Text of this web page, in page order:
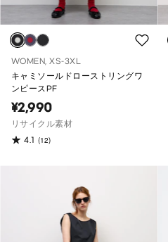
WOMEN, XS-3XL
キャミソールドローストリングワ
ンピースPF
¥2,990
リサイクル素材
4.1 (12)